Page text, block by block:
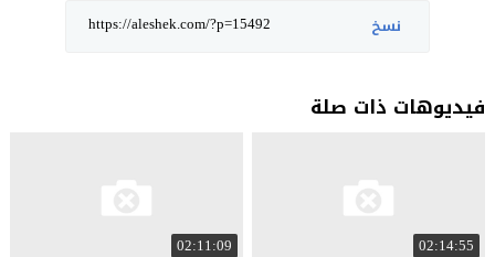
نسخ
فيديوهات ذات صلة
02:14:55
02:11:09